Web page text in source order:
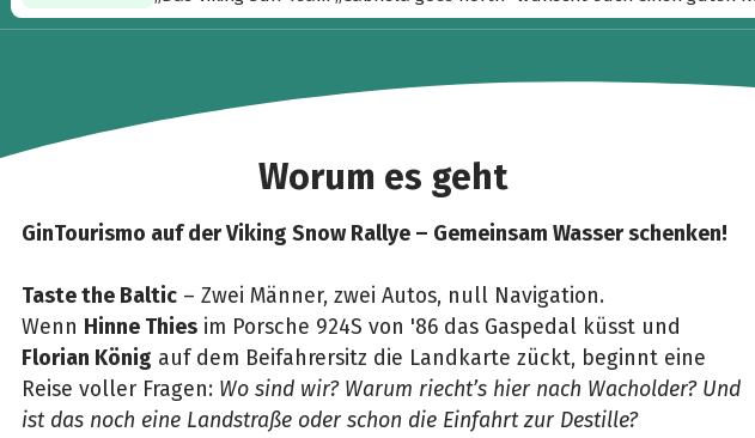
Start in die Abenteuer der Viking Snow 2026!! ❄️ “
Worum es geht
GinTourismo auf der Viking Snow Rallye – Gemeinsam Wasser schenken!
Taste the Baltic– Zwei Männer, zwei Autos, null Navigation.
Wenn Hinne Thiesim Porsche 924S von '86 das Gaspedal küsst und
Florian König auf dem Beifahrersitz die Landkarte zückt, beginnt eine
Reise voller Fragen: Wo sind wir? Warum riecht’s hier nach Wacholder? Und
ist das noch eine Landstraße oder schon die Einfahrt zur Destille?